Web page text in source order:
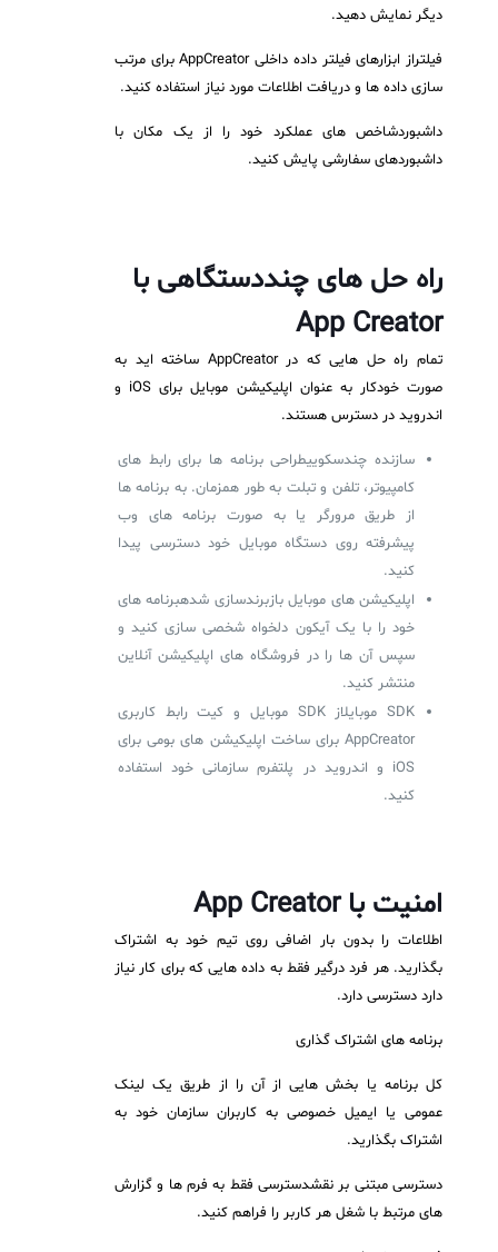
دیگر نمایش دهید.
فیلتراز ابزارهای فیلتر داده داخلی AppCreator برای مرتب
سازی داده ها و دریافت اطلاعات مورد نیاز استفاده کنید.
داشبوردشاخص های عملکرد خود را از یک مکان با
داشبوردهای سفارشی پایش کنید.
راه حل های چنددستگاهی با
App Creator
تمام راه حل هایی که در AppCreator ساخته اید به
صورت خودکار به عنوان اپلیکیشن موبایل برای iOS و
اندروید در دسترس هستند.
سازنده چندسکوییطراحی برنامه ها برای رابط های
کامپیوتر، تلفن و تبلت به طور همزمان. به برنامه ها
از طریق مرورگر یا به صورت برنامه های وب
پیشرفته روی دستگاه موبایل خود دسترسی پیدا
کنید.
اپلیکیشن های موبایل بازبرندسازی شدهبرنامه های
خود را با یک آیکون دلخواه شخصی سازی کنید و
سپس آن ها را در فروشگاه های اپلیکیشن آنلاین
منتشر کنید.
SDK موبایلاز SDK موبایل و کیت رابط کاربری
AppCreator برای ساخت اپلیکیشن های بومی برای
iOS و اندروید در پلتفرم سازمانی خود استفاده
کنید.
امنیت باApp Creator
اطلاعات را بدون بار اضافی روی تیم خود به اشتراک
بگذارید. هر فرد درگیر فقط به داده هایی که برای کار نیاز
دارد دسترسی دارد.
برنامه های اشتراک گذاری
کل برنامه یا بخش هایی از آن را از طریق یک لینک
عمومی یا ایمیل خصوصی به کاربران سازمان خود به
اشتراک بگذارید.
دسترسی مبتنی بر نقشدسترسی فقط به فرم ها و گزارش
های مرتبط با شغل هر کاربر را فراهم کنید.